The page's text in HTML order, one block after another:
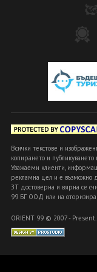
Всички текстове и
копирането и
Уважаеми клиенти,
рекламна цел и е възможно
ЗТ достоверна и вярна се
99 БГ ООД или на
ORIENT 99 © 2007 - Present.